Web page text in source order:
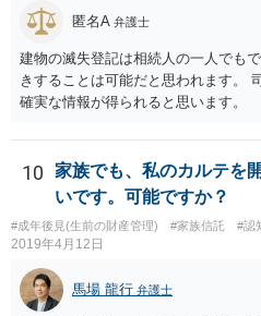
匿名A 弁護士
建物の滅失登記は相続人の一人でも
きすることは可能だと思われます。
確実な情報が得られると思います。
10
家族でも、私のカルテを
いです。可能ですか？
#成年後見(生前の財産管理) #家族信託 #認
2019年4月12日
馬場 龍行 弁護士